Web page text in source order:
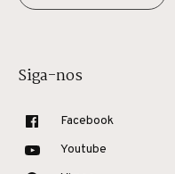
Siga-nos
Facebook
Youtube